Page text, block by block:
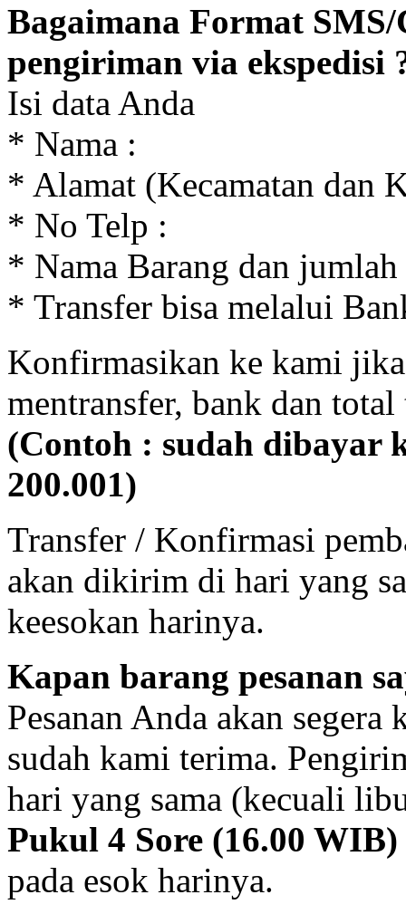
Bagaimana Format
pengiriman via ekspedisi
Isi data Anda
* Nama :
* Alamat (Kecamatan dan
* No Telp :
* Nama Barang dan jumlah
* Transfer bisa melalui
Konfirmasikan ke kami
mentransfer, bank dan
(Contoh : sudah dibayar
200.001)
Transfer / Konfirmasi
akan dikirim di hari yang
keesokan harinya.
Kapan barang pesanan
Pesanan Anda akan
sudah kami terima.
hari yang sama (kecuali
Pukul 4 Sore (16.00 WIB)
pada esok harinya.